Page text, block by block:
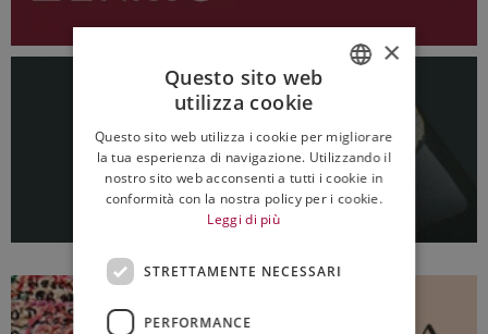
ENGLISH
×
Questo sito web
utilizza cookie
Questo sito web utilizza i cookie per migliorare
la tua esperienza di navigazione. Utilizzando il
nostro sito web acconsenti a tutti i cookie in
conformità con la nostra policy per i cookie.
Leggi di più
STRETTAMENTE NECESSARI
PERFORMANCE